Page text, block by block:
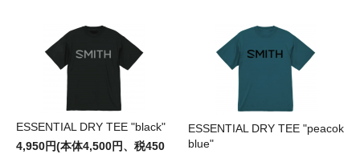
ESSENTIAL DRY TEE "black"
4,950円(本体4,500円、税450
ESSENTIAL DRY TEE "peacok
blue"